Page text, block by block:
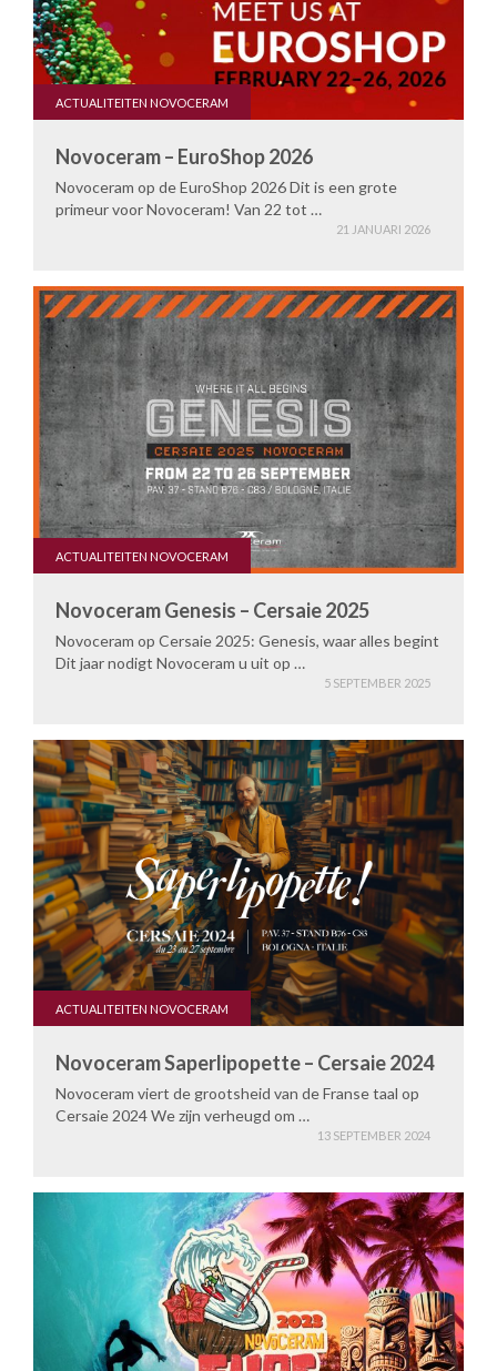
ACTUALITEITEN NOVOCERAM
Novoceram – EuroShop 2026
Novoceram op de EuroShop 2026 Dit is een grote
primeur voor Novoceram! Van 22 tot …
21 JANUARI 2026
ACTUALITEITEN NOVOCERAM
Novoceram Genesis – Cersaie 2025
Novoceram op Cersaie 2025: Genesis, waar alles begint
Dit jaar nodigt Novoceram u uit op …
5 SEPTEMBER 2025
ACTUALITEITEN NOVOCERAM
Novoceram Saperlipopette – Cersaie 2024
Novoceram viert de grootsheid van de Franse taal op
Cersaie 2024 We zijn verheugd om …
13 SEPTEMBER 2024